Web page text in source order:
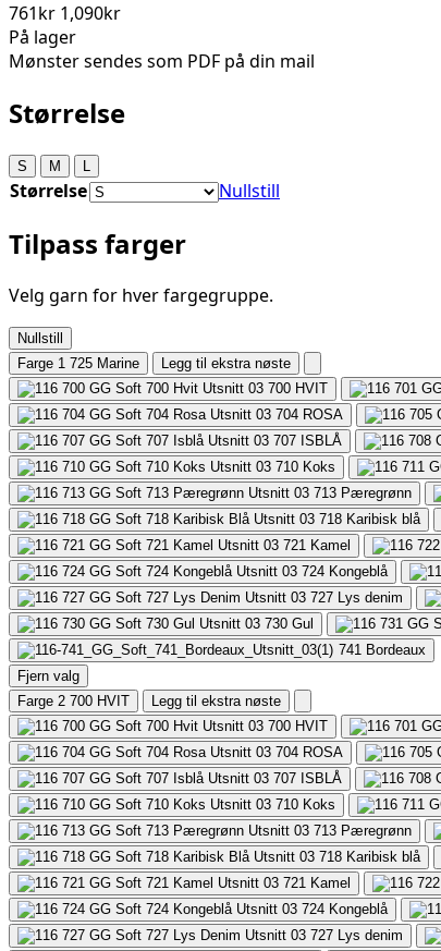
761kr 1,090kr
På lager
Mønster sendes som PDF på din mail
Størrelse
S M
Størrelse Nullstill
Tilpass farger
Velg garn for hver fargegruppe.
Nullstill
Farge 1 725 Marine
Legg til ekstra nøste
700 HVIT
704 ROSA
707 ISBLÅ
710 Koks
713 Pæregrønn
718 Karibisk blå
721 Kamel
724 Kongeblå
727 Lys denim
730 Gul
741 Bordeaux
Fjern valg
Farge 2 700 HVIT
Legg til ekstra nøste
700 HVIT
704 ROSA
707 ISBLÅ
710 Koks
713 Pæregrønn
718 Karibisk blå
721 Kamel
724 Kongeblå
727 Lys denim